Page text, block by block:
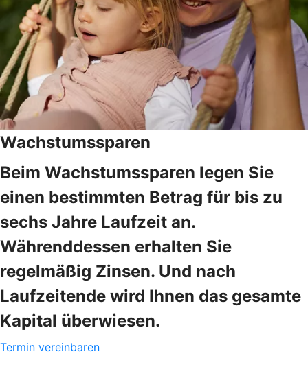
Wachstumssparen
Beim Wachstumssparen legen Sie
einen bestimmten Betrag für bis zu
sechs Jahre Laufzeit an.
Währenddessen erhalten Sie
regelmäßig Zinsen. Und nach
Laufzeitende wird Ihnen das gesamte
Kapital überwiesen.
Termin vereinbaren